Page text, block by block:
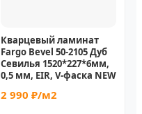
Кварцевый ламинат
Fargo Bevel 50-2105 Дуб
Севилья 1520*227*6мм,
0,5 мм, EIR, V-фаска NEW
2 990 ₽/м2